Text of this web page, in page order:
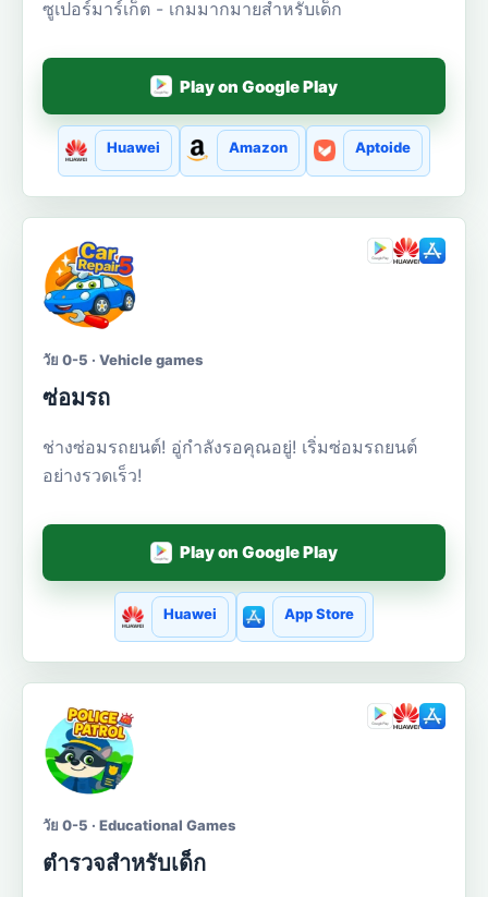
ซูเปอร์มาร์เก็ต - เกมมากมายสำหรับเด็ก
Play on Google Play
Huawei Amazon Aptoide
วัย 0-5 · Vehicle games
ซ่อมรถ
ช่างซ่อมรถยนต์! อู่กำลังรอคุณอยู่! เริ่มซ่อมรถยนต์
อย่างรวดเร็ว!
Play on Google Play
Huawei App Store
วัย 0-5 · Educational Games
ตำรวจสำหรับเด็ก